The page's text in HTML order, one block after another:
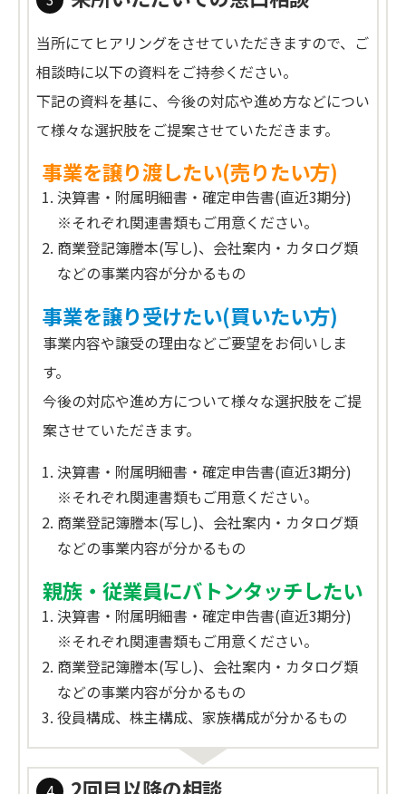
当所にてヒアリングをさせていただきますので、ご
相談時に以下の資料をご持参ください。
下記の資料を基に、今後の対応や進め方などについ
て様々な選択肢をご提案させていただきます。
事業を譲り渡したい(売りたい方)
決算書・附属明細書・確定申告書(直近3期分)
※それぞれ関連書類もご用意ください。
商業登記簿謄本(写し)、会社案内・カタログ類
などの事業内容が分かるもの
事業を譲り受けたい(買いたい方)
事業内容や譲受の理由などご要望をお伺いしま
す。
今後の対応や進め方について様々な選択肢をご提
案させていただきます。
決算書・附属明細書・確定申告書(直近3期分)
※それぞれ関連書類もご用意ください。
商業登記簿謄本(写し)、会社案内・カタログ類
などの事業内容が分かるもの
親族・従業員にバトンタッチしたい
決算書・附属明細書・確定申告書(直近3期分)
※それぞれ関連書類もご用意ください。
商業登記簿謄本(写し)、会社案内・カタログ類
などの事業内容が分かるもの
役員構成、株主構成、家族構成が分かるもの